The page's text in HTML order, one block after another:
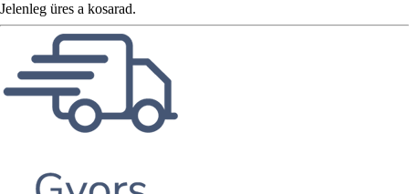
Jelenleg üres a kosarad.